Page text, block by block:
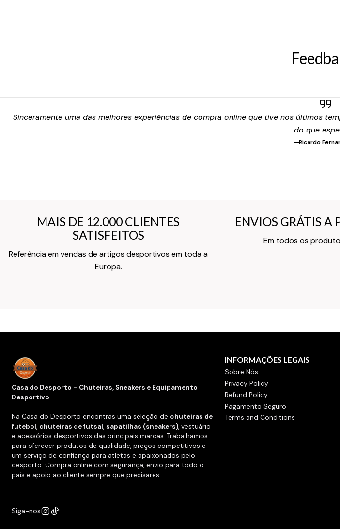
Sinceramente uma das melhores experiências de compra online que tive nos últimos
do que
Ricardo
MAIS DE 12.000 CLIENTES
SATISFEITOS
Referência em vendas de artigos desportivos em toda a
Europa.
MAIS DE 12.000 CLIENTES
SATISFEITOS
Texto do Verso do Cartão de Informação
ENVIOS GRÁTIS A
Em todos os
ENVIOS GRÁTIS A
Texto do Verso do
Casa do Desporto – Chuteiras, Sneakers e Equipamento
Desportivo
Na Casa do Desporto encontras uma seleção de chuteiras de
futebol, chuteiras de futsal, sapatilhas (sneakers), vestuário
e acessórios desportivos das principais marcas. Trabalhamos
para oferecer produtos de qualidade, preços competitivos e
um serviço de confiança para atletas e apaixonados pelo
desporto. Compra online com segurança, envio para todo o
país e apoio ao cliente sempre que precisares.
Siga-nos
INFORMAÇÕES LEGAIS
Sobre Nós
Privacy Policy
Refund Policy
Pagamento Seguro
Terms and Conditions